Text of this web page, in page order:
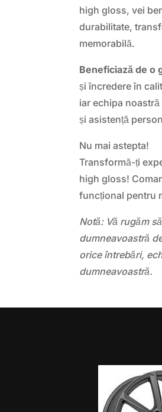
high gloss, vei
durabilitate,
memorabilă.
Beneficiază de o
și încredere în
iar echipa
și asistență
Nu mai astepta!
Transformă-ți
high gloss!
funcțional pentru
Notă: Vă rugăm
dumneavoastră
orice întrebări,
dumneavoastră.